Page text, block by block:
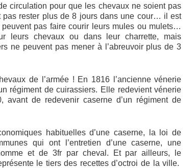
circulation pour que les chevaux ne soient pas
rester plus de 8 jours dans une cour… il est
pas faire courir leurs mules ou mulets…
leurs chevaux ou dans leur charrette, mais
ne peuvent pas mener à l’abreuvoir plus de 3
de l’armée ! En 1816 l’ancienne vénerie
régiment de cuirassiers. Elle redevient vénerie
avant de redevenir caserne d’un régiment de
habituelles d’une caserne, la loi de
qui ont l’entretien d’une caserne, une
et de 3fr par cheval. Et par ailleurs, le
le tiers des recettes d’octroi de la ville.